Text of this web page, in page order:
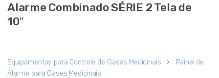
Alarme Combinado SÉRIE 2 Tela de
10″
Equipamentos para Controle de Gases Medicinais >
Painel de
Alarme para Gases Medicinais